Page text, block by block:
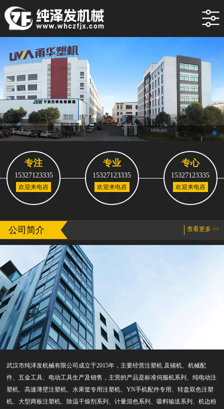
专注
15327123335
欢迎来电咨
专业
15327123335
欢迎来电咨
专心
15327123335
欢迎来电咨
公司简介 查看更多 >>
武汉市纯泽发机械有限公司成立于2015年，主要经营注塑机 及辅机、机械配
件、五金工具、电动工具生产及销售，主营的产品是标准伺服机系列、纯电动注
塑机、高速薄壁注塑机、水果筐专用注塑机、YN手机配件专用、转盘双色注塑
机、大型两板注塑机、除温干燥剂系列、计量混色系列、吸料输送系列、机边粉